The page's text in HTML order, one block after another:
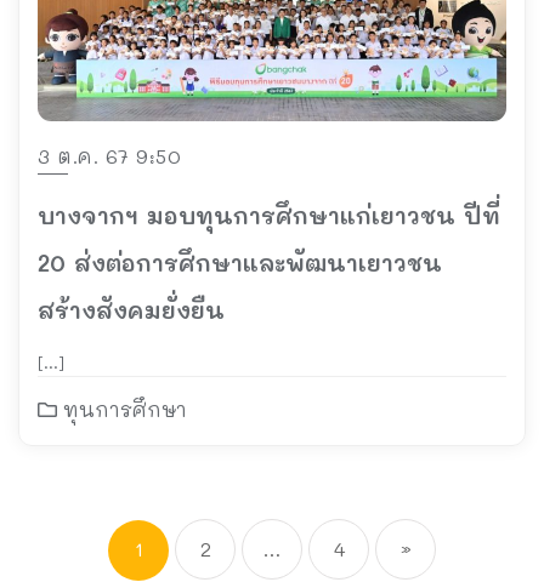
3 ต.ค. 67 9:50
บางจากฯ มอบทุนการศึกษาแก่เยาวชน ปีที่
20 ส่งต่อการศึกษาและพัฒนาเยาวชน
สร้างสังคมยั่งยืน
[…]
ทุนการศึกษา
1 2 … 4 »